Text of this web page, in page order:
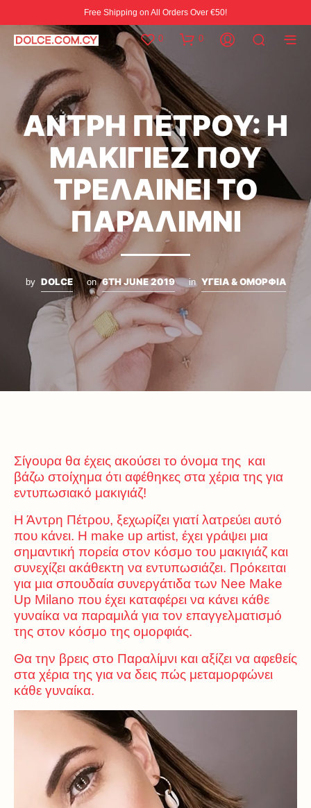
Free Shipping on All Orders Over €50!
0 0
ΑΝΤΡΗ ΠΕΤΡΟΥ: Η
ΜΑΚΙΓΙΕΖ ΠΟΥ
ΤΡΕΛΑΙΝΕΙ ΤΟ
ΠΑΡΑΛΙΜΝΙ
by DOLCE on 6TH JUNE 2019 in ΥΓΕΙΑ & ΟΜΟΡΦΙΑ
Σίγουρα θα έχεις ακούσει το όνομα της και
βάζω στοίχημα ότι αφέθηκες στα χέρια της για
εντυπωσιακό μακιγιάζ!
Η Άντρη Πέτρου, ξεχωρίζει γιατί λατρεύει αυτό
που κάνει. Η make up artist, έχει γράψει μια
σημαντική πορεία στον κόσμο του μακιγιάζ και
συνεχίζει ακάθεκτη να εντυπωσιάζει. Πρόκειται
για μια σπουδαία συνεργάτιδα των Nee Make
Up Milano που έχει καταφέρει να κάνει κάθε
γυναίκα να παραμιλά για τον επαγγελματισμό
της στον κόσμο της ομορφιάς.
Θα την βρεις στο Παραλίμνι και αξίζει να αφεθείς
στα χέρια της για να δεις πώς μεταμορφώνει
κάθε γυναίκα.